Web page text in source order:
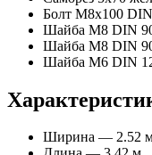
Болт М8х100
Шайба М8 DIN
Шайба М8 DIN
Шайба М6 DIN
Ширина — 2.52